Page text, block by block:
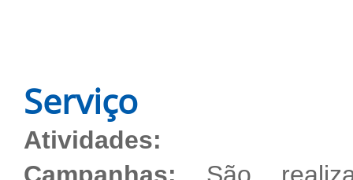
Serviço
Atividades: